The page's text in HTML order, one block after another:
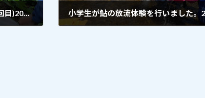
最上小国川に鮎を放流しました(6回目)2026.6.3②